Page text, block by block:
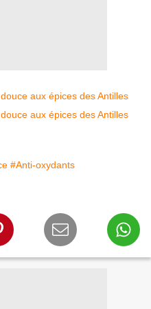
#Anti-oxydants